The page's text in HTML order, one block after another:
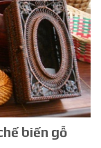
biến gỗ